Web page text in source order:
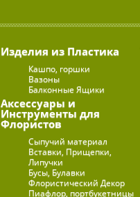
Изделия из Пластика
Кашпо, горшки
Вазоны
Балконные Ящики
Аксессуары и
Инструменты для
Флористов
Сыпучий материал
Вставки, Прищепки,
Липучки
Бусы, Булавки
Флористический Декор
Пиафлор, портбукетницы